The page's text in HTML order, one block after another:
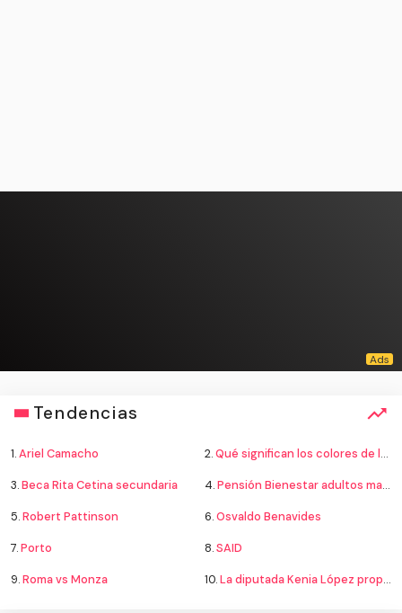
Tendencias
1.Ariel Camacho 2.Qué significan los colores de la bandera
3.Beca Rita Cetina secundaria 4.Pensión Bienestar adultos mayores
5.Robert Pattinson 6.Osvaldo Benavides
7.Porto 8.SAID
9.Roma vs Monza 10.La diputada Kenia López propone cambiar el nombre del país a México